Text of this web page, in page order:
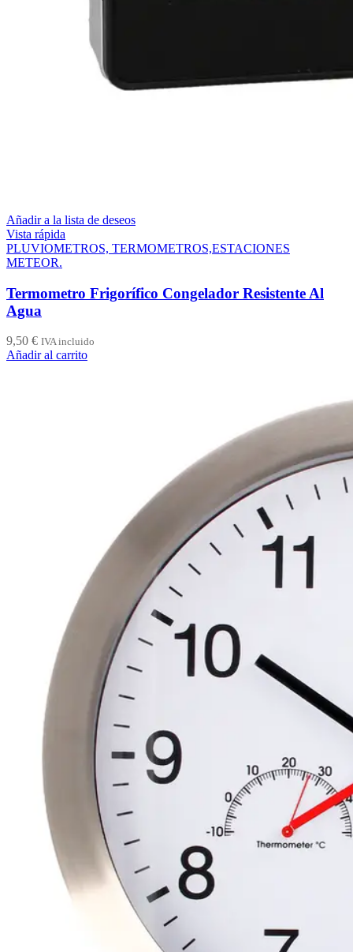
Añadir a la lista de deseos
Vista rápida
PLUVIOMETROS, TERMOMETROS,ESTACIONES
METEOR.
Termometro Frigorífico Congelador Resistente Al
Agua
9,50 € IVA incluido
Añadir al carrito